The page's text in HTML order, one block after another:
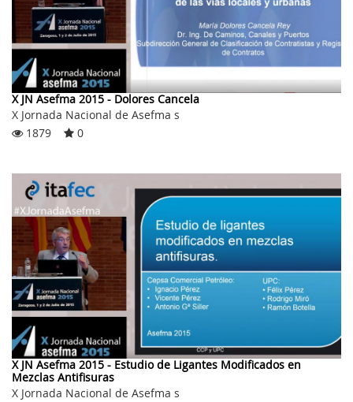
X JN Asefma 2015 - Dolores Cancela
X Jornada Nacional de Asefma s
1879
0
X JN Asefma 2015 - Estudio de Ligantes Modificados en
Mezclas Antifisuras
X Jornada Nacional de Asefma s